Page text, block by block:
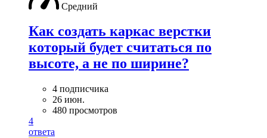
Средний
Как создать каркас верстки
который будет считаться по
высоте, а не по ширине?
4 подписчика
26 июн.
480 просмотров
4
ответа